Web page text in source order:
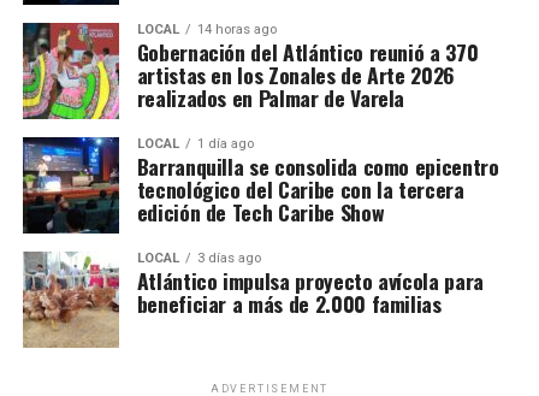
LOCAL 14 horas ago
Gobernación del Atlántico reunió a 370
artistas en los Zonales de Arte 2026
realizados en Palmar de Varela
LOCAL 1 día ago
Barranquilla se consolida como epicentro
tecnológico del Caribe con la tercera
edición de Tech Caribe Show
LOCAL 3 días ago
Atlántico impulsa proyecto avícola para
beneficiar a más de 2.000 familias
ADVERTISEMENT